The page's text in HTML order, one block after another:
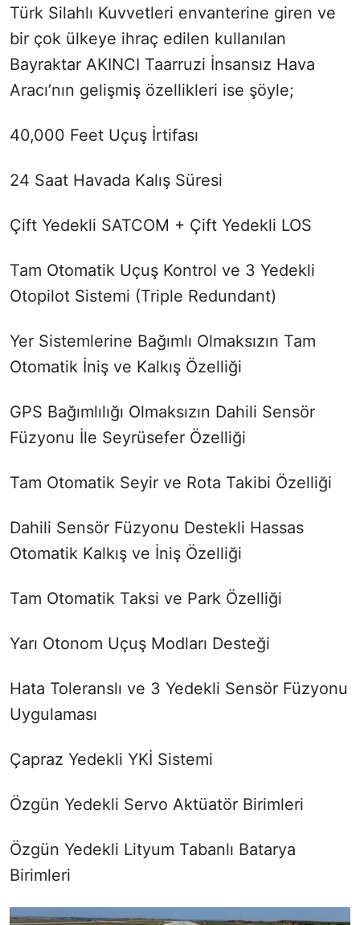
Türk Silahlı Kuvvetleri envanterine giren ve
bir çok ülkeye ihraç edilen kullanılan
Bayraktar AKINCI Taarruzi İnsansız Hava
Aracı’nın gelişmiş özellikleri ise şöyle;
40,000 Feet Uçuş İrtifası
24 Saat Havada Kalış Süresi
Çift Yedekli SATCOM + Çift Yedekli LOS
Tam Otomatik Uçuş Kontrol ve 3 Yedekli
Otopilot Sistemi (Triple Redundant)
Yer Sistemlerine Bağımlı Olmaksızın Tam
Otomatik İniş ve Kalkış Özelliği
GPS Bağımlılığı Olmaksızın Dahili Sensör
Füzyonu İle Seyrüsefer Özelliği
Tam Otomatik Seyir ve Rota Takibi Özelliği
Dahili Sensör Füzyonu Destekli Hassas
Otomatik Kalkış ve İniş Özelliği
Tam Otomatik Taksi ve Park Özelliği
Yarı Otonom Uçuş Modları Desteği
Hata Toleranslı ve 3 Yedekli Sensör Füzyonu
Uygulaması
Çapraz Yedekli YKİ Sistemi
Özgün Yedekli Servo Aktüatör Birimleri
Özgün Yedekli Lityum Tabanlı Batarya
Birimleri